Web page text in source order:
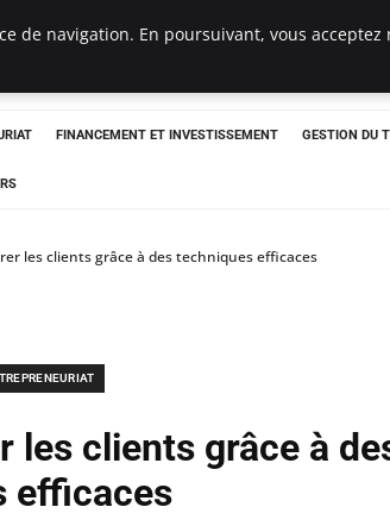
FINANCEMENT ET INVESTISSEMENT GESTION DU
les clients grâce à des techniques efficaces
clients grâce à
efficaces
de navigation. En poursuivant, vous